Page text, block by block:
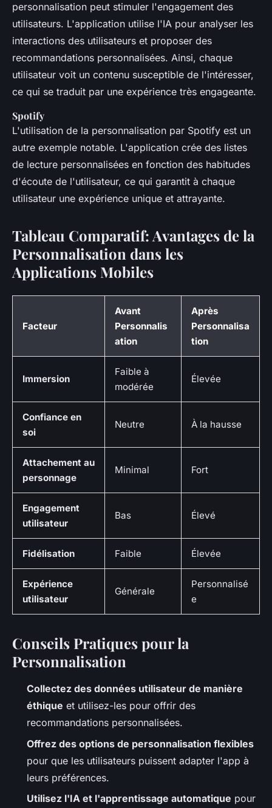
personnalisation peut stimuler l'engagement des
utilisateurs. L'application utilise l'IA pour analyser les
interactions des utilisateurs et proposer des
recommandations personnalisées. Ainsi, chaque
utilisateur voit un contenu susceptible de l'intéresser,
ce qui se traduit par une expérience très engageante.
Spotify
L'utilisation de la personnalisation par Spotify est un
autre exemple notable. L'application crée des listes
de lecture personnalisées en fonction des habitudes
d'écoute de l'utilisateur, ce qui garantit à chaque
utilisateur une expérience unique et attrayante.
Tableau Comparatif: Avantages de la
Personnalisation dans les
Applications Mobiles
Facteur
Avant
Personnalis
ation
Après
Personnalisa
tion
Immersion
Faible à
modérée
Élevée
Confiance en
soi
Neutre À la hausse
Attachement au
personnage
Minimal Fort
Engagement
utilisateur
Bas Élevé
Fidélisation Faible Élevée
Expérience
utilisateur
Générale
Personnalisé
e
Conseils Pratiques pour la
Personnalisation
Collectez des données utilisateur de manière
éthique et utilisez-les pour offrir des
recommandations personnalisées.
Offrez des options de personnalisation flexibles
pour que les utilisateurs puissent adapter l'app à
leurs préférences.
Utilisez l'IA et l'apprentissage automatique pour